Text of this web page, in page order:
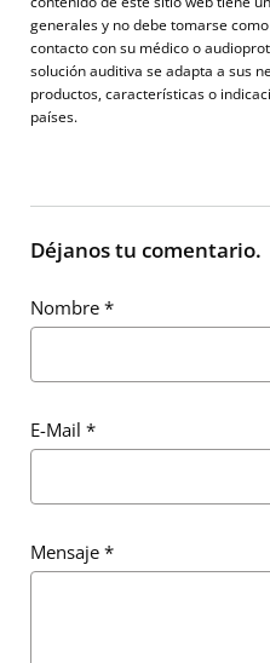
generales y no debe tomarse
contacto con su médico o
solución auditiva se adapta a sus
productos, características o
países.
Déjanos tu comentario.
Nombre *
E-Mail *
Mensaje *